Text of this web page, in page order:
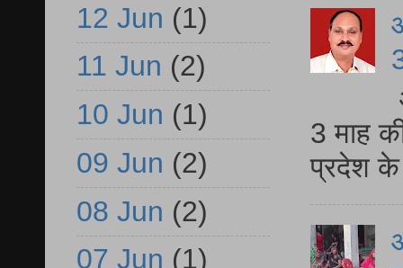
3 माह
प्रदेश
12 Jun (1)
11 Jun (2)
10 Jun (1)
09 Jun (2)
08 Jun (2)
07 Jun (1)